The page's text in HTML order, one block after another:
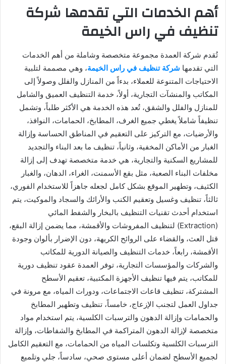
أهم الخدمات التي تقدمها شركة
تنظيف في راس الخيمة
تُقدم شركة العمدة مجموعة متخصصة وشاملة من أهم الخدمات
التي تقدمها شركة تنظيف في راس الخيمة، وهي مصممة لتلبية
الاحتياجات المتنوعة للعملاء، بدءاً من المنازل والفلل وصولاً إلى
المكاتب والمنشآت التجارية، أولاً، خدمة التنظيف العميق والشامل
للمنازل والفلل والشقق، تُعد هذه الخدمة هي الأكثر طلباً، وتشمل
تنظيفاً شاملاً يغطي جميع الغرف، المطابخ، الحمامات، النوافذ،
والأرضيات، مع التركيز على التعقيم في المناطق الحساسة وإزالة
الغبار من الأماكن المخفية، وثانياً، تنظيف ما بعد البناء والتجديد
للمشاريع السكنية والتجارية، هي خدمة متخصصة تهدف إلى إزالة
مخلفات البناء الصعبة، مثل بقع الأسمنت، الغراء، الدهان، والغبار
الكثيف، وتطهير الموقع بشكل كامل لجعله جاهزاً للاستخدام الفوري،
ثالثاً، تنظيف وغسيل وتعقيم الكنب والأرائك والسجاد والموكيت، يتم
استخدام أحدث تقنيات التنظيف بالبخار والشفط المائي
(Extraction) لتنظيف المفروشات والأقمشة، مما يضمن إزالة البقع،
قتل العث، والقضاء على الروائح الكريهة، دون الإضرار بألوان وجودة
الأقمشة، رابعاً، خدمات التنظيف والصيانة الدورية للمكاتب
والشركات والمؤسسات التجارية، توفر العمدة عقود تنظيف دورية
للمكاتب، يتم فيها تنظيف الأجهزة المكتبية، تعقيم الأسطح
المشتركة، تنظيف قاعات الاجتماعات، ودورات المياه، مع مرونة في
جداول العمل لتجنب الإزعاج، خامساً، تنظيف وتطهير المطابخ
والحمامات وإزالة الدهون والترسبات الكلسية، يتم استخدام مواد
متخصصة لإزالة الدهون المتراكمة في المطابخ والشفاطات، وإزالة
الترسبات الكلسية وتكلسات المياه من الحمامات، مع التعقيم الكامل
لجميع الأسطح لضمان أعلى مستوى صحي، سادساً، جلي وتلميع